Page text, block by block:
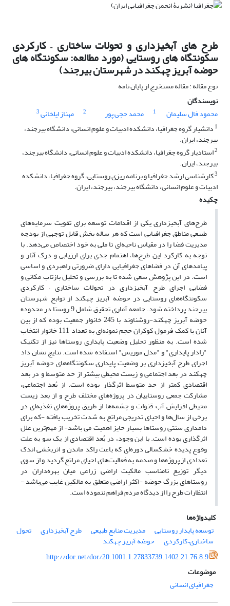
طرح های آبخیزداری و تحولات ساختاری – کارکردی
سکونتگاه های روستایی (مورد مطالعه: سکونتگاه های
حوضه آبریز چهکند در شهرستان بیرجند)
نوع مقاله : مقاله مستخرج از پایان نامه
نویسندگان
محمود فال سلیمان
1 محمد حجی پور 2 مهناز ایلخانی3
1 دانشیار گروه جغرافیا، دانشکده ادبیات و علوم انسانی، دانشگاه بیرجند،
بیرجند، ایران.
2استادیار گروه جغرافیا، دانشکده ادبیات و علوم انسانی، دانشگاه بیرجند،
بیرجند، ایران.
3کارشناسی ارشد جغرافیا و برنامه ریزی روستایی، گروه جغرافیا، دانشکده
ادبیات و علوم انسانی، دانشگاه بیرجند، بیرجند، ایران.
چکیده
طرح‌های آبخیزداری یکی از اقدامات توسعه برای تقویت سرمایه‌های
طبیعی مناطق جغرافیایی است که هر ساله بخش قابل توجهی از بودجه
مدیریت فضا را در مقیاس ناحیه‌ای تا ملی به خود اختصاص می‌دهد. با
توجه به کارکرد این طرح‌ها، اهتمام جدی برای ارزیابی و درک آثار و
پیامدهای آن در فضاهای جغرافیایی دارای ضرورتی راهبردی و اساسی
است. در این پژوهش سعی شده تا به بررسی و تحلیل بازتاب مکانی و
فضایی اجرای طرح آبخیزداری در تحولات ساختاری – کارکردی
سکونتگاه‌های روستایی در حوضه آبریز چهکند از توابع شهرستان
بیرجند پرداخته شود. جامعه آماری تحقیق شامل 9 روستا در محدوده
حوضه آبریز چهکند-روشناوند با 245 خانوار جمعیت بوده که از بین
آنان با کمک فرمول کوکران حجم نمونه‌ای به تعداد 111 خانوار انتخاب
شده است. به منظور تحلیل وضعیت پایداری روستاها نیز از تکنیک
"رادار پایداری" و "مدل موریس" استفاده شده است. نتایج نشان داد
اجرای طرح آبخیزداری بر وضعیت پایداری سکونتگاه‌های حوضه آبریز
چهکند در بعد اجتماعی و زیست محیطی بیشتر از حد متوسط و در بعد
اقتصادی کمتر از حد متوسط اثرگذار بوده است. از بُعد اجتماعی،
مشارکت جمعی روستاییان در پروژه‌های مختلف طرح و از بعد زیست
محیطی افزایش آب قنوات و چشمه‌ها از طریق پروژه‌های تغذیه‌ای در
برخی از سال‌ها و احیای تدریجی مراتع به شدت تخریب یافته -که برای
دامداری سنتی روستاها بسیار حایز اهمیت می باشد- از مهم‌ترین علل
اثرگذاری بوده است. با این وجود، در بُعد اقتصادی از یک سو به علت
وقوع پدیده خشکسالی دوره‌ای که باعث راکد ماندن و اثربخشی اندک
تعدادی از پروژه‌ها و صدمه به فعالیت‌های احیای مراتع گردید و از سوی
دیگر توزیع نامناسب مالکیت اراضی زراعی میان بهره‌داران در
روستاهای بزرگ حوضه -اکثر اراضی متعلق به مالکین غایب می‌باشد -
انتظارات طرح را از دیدگاه مردم فراهم ننموده است.
کلیدواژه‌ها
توسعه پایدار روستایی
مدیریت منابع طبیعی طرح آبخیزداری تحول
ساختاری– کارکردی
حوضه آبریز چهکند
http://dor.net/dor/20.1001.1.27833739.1402.21.76.8.9
موضوعات
جغرافیای انسانی